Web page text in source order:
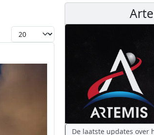
Toon #
De laatste updates over